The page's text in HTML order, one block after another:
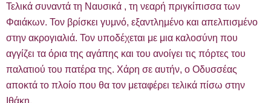
Τελικά συναντά τη Ναυσικά , τη νεαρή πριγκίπισσα των
Φαιάκων. Τον βρίσκει γυμνό, εξαντλημένο και απελπισμένο
στην ακρογιαλιά. Τον υποδέχεται με μια καλοσύνη που
αγγίζει τα όρια της αγάπης και του ανοίγει τις πόρτες του
παλατιού του πατέρα της. Χάρη σε αυτήν, ο Οδυσσέας
αποκτά το πλοίο που θα τον μεταφέρει τελικά πίσω στην
Ιθάκη.